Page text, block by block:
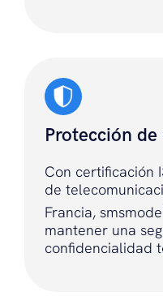
Protección de
Con certificación
de
Francia, smsmode
mantener una
confidencialidad